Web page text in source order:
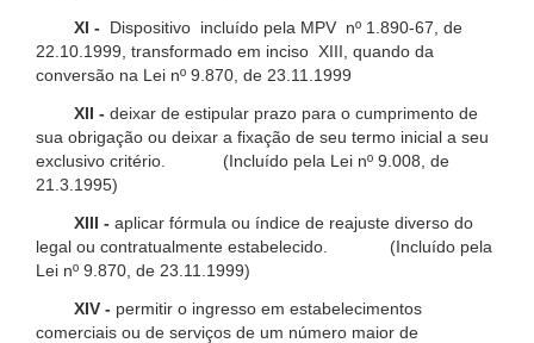
XI -
Dispositivo incluído pela MPV nº 1.890-67, de
22.10.1999, transformado em inciso XIII, quando da
conversão na Lei nº 9.870, de 23.11.1999
XII - deixar de estipular prazo para o cumprimento de
sua obrigação ou deixar a fixação de seu termo inicial a seu
exclusivo critério. (Incluído pela Lei nº 9.008, de
21.3.1995)
XIII - aplicar fórmula ou índice de reajuste diverso do
legal ou contratualmente estabelecido. (Incluído pela
Lei nº 9.870, de 23.11.1999)
XIV - permitir o ingresso em estabelecimentos
comerciais ou de serviços de um número maior de